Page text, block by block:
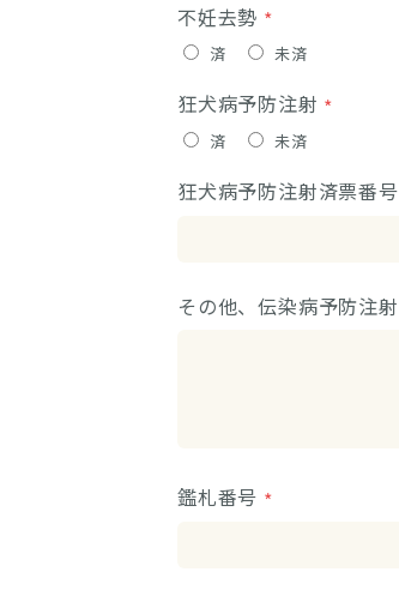
不妊去勢
済 未済
狂犬病予防注射
済 未済
狂犬病予防注射済票番号
その他、伝染病予防注射
鑑札番号